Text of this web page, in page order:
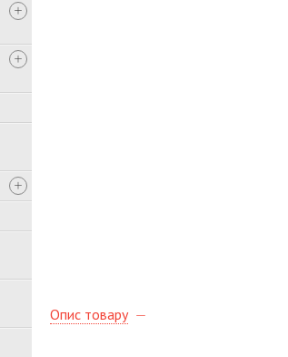
Опис товару